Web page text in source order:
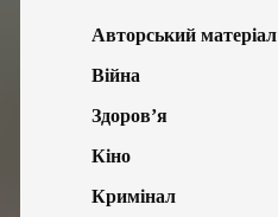
Авторський матеріал
Війна
Здоров’я
Кіно
Кримінал